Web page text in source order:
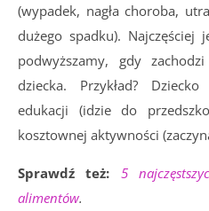
(wypadek, nagła choroba,
dużego spadku).
podwyższamy, gdy
dziecka. Przykład?
edukacji (idzie do
kosztownej aktywności
Sprawdź też:
5
alimentów.